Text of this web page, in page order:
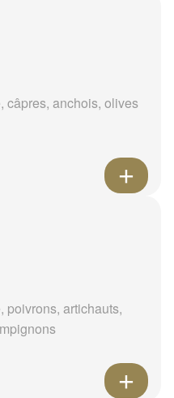
câpres, anchois, olives
poivrons, artichauts,